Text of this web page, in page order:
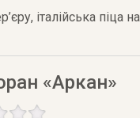
італійська
«Аркан»